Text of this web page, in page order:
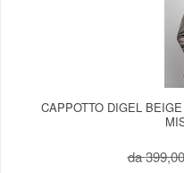
CAPPOTTO DIGEL
da